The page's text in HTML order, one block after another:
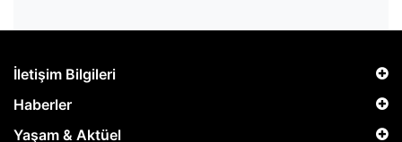
İletişim Bilgileri
Haberler
Yaşam & Aktüel